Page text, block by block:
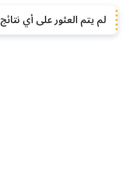
الكهنة
لم يتم العثور على أي نتائج